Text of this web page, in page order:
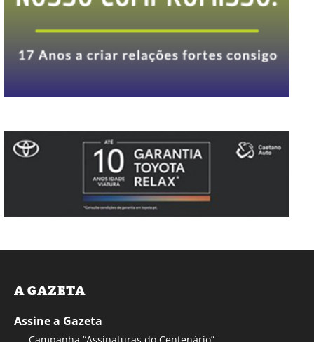
A GAZETA
Assine a Gazeta